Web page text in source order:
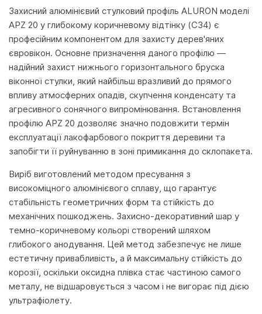
Захисний алюмінієвий стулковий профіль ALURON моделі
APZ 20 у глибокому коричневому відтінку (C34) є
професійним компонентом для захисту дерев'яних
євровікон. Основне призначення даного профілю —
надійний захист нижнього горизонтального бруска
віконної стулки, який найбільш вразливий до прямого
впливу атмосферних опадів, скупчення конденсату та
агресивного сонячного випромінювання. Встановлення
профілю APZ 20 дозволяє значно подовжити термін
експлуатації лакофарбового покриття деревини та
запобігти її руйнуванню в зоні примикання до склопакета.
Виріб виготовлений методом пресування з
високоміцного алюмінієвого сплаву, що гарантує
стабільність геометричних форм та стійкість до
механічних пошкоджень. Захисно-декоративний шар у
темно-коричневому кольорі створений шляхом
глибокого анодування. Цей метод забезпечує не лише
естетичну привабливість, а й максимальну стійкість до
корозії, оскільки оксидна плівка стає частиною самого
металу, не відшаровується з часом і не вигорає під дією
ультрафіолету.